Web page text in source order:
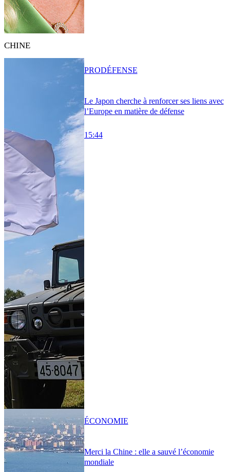
CHINE
Le Japon cherche à renforcer ses liens avec
l’Europe en matière de défense
15:44
PRODÉFENSE
Merci la Chine : elle a sauvé l’économie
mondiale
ÉCONOMIE